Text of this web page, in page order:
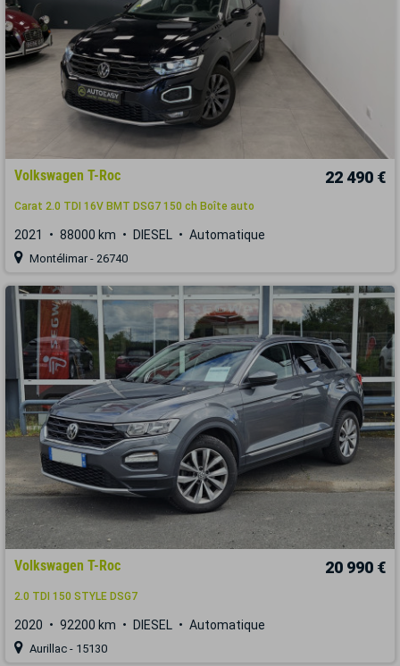
Volkswagen T-Roc 22 490 €
Carat 2.0 TDI 16V BMT DSG7 150 ch Boîte auto
2021 88000 km DIESEL Automatique
Montélimar - 26740
Volkswagen T-Roc 20 990 €
2.0 TDI 150 STYLE DSG7
2020 92200 km DIESEL Automatique
Aurillac - 15130